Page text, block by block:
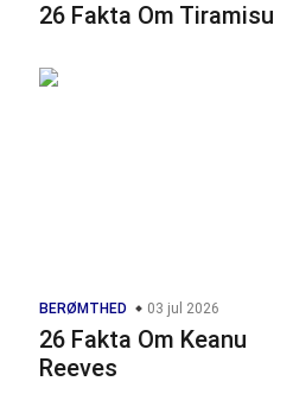
26 Fakta Om Tiramisu
BERØMTHED 03 jul 2026
26 Fakta Om Keanu
Reeves